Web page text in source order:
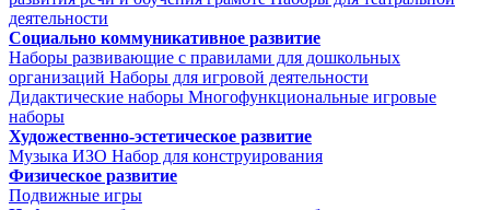
деятельности
Социально коммуникативное развитие
Наборы развивающие с правилами для дошкольных
организаций Наборы для игровой деятельности
Дидактические наборы Многофункциональные игровые
наборы
Художественно-эстетическое развитие
Музыка ИЗО Набор для конструирования
Физическое развитие
Подвижные игры